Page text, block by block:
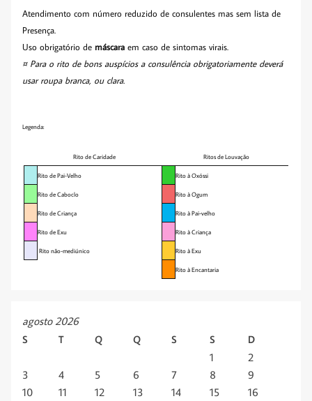
Atendimento com número reduzido de consulentes mas sem lista de
Presença.
Uso obrigatório de máscara em caso de sintomas virais.
¤ Para o rito de bons auspícios a consulência obrigatoriamente deverá
usar roupa branca, ou clara.
Legenda:
Rito de Caridade Ritos de Louvação
Rito de Pai-Velho Rito à Oxóssi
Rito de Caboclo Rito à Ogum
Rito de Criança Rito à Pai-velho
Rito de Exu Rito à Criança
Rito não-mediúnico Rito à Exu
Rito à Encantaria
agosto 2026
S T Q Q S S D
1
2
3
4 5 6 7 8
9
10
11 12 13 14 15
16